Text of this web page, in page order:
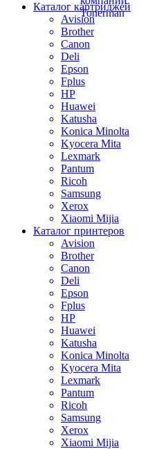
Каталог картриджей
Avision
Brother
Canon
Deli
Epson
Fplus
HP
Huawei
Katusha
Konica Minolta
Kyocera Mita
Lexmark
Pantum
Ricoh
Samsung
Xerox
Xiaomi Mijia
Каталог принтеров
Avision
Brother
Canon
Deli
Epson
Fplus
HP
Huawei
Katusha
Konica Minolta
Kyocera Mita
Lexmark
Pantum
Ricoh
Samsung
Xerox
Xiaomi Mijia